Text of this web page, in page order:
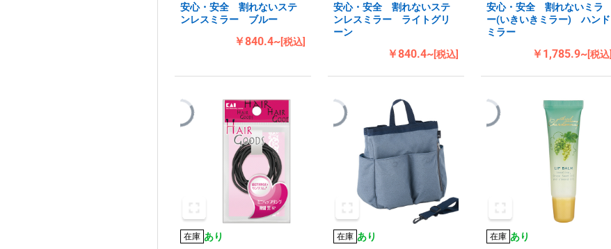
安心・安全 割れないステ
ンレスミラー ブルー
￥840.4~[税込]
安心・安全 割れないステ
ンレスミラー ライトグリ
ーン
￥840.4~[税込]
安心・安全 割れないミラ
ー(いきいきミラー) ハンド
ミラー
￥1,785.9~[税込]
在庫 あり
在庫 あり
在庫 あり